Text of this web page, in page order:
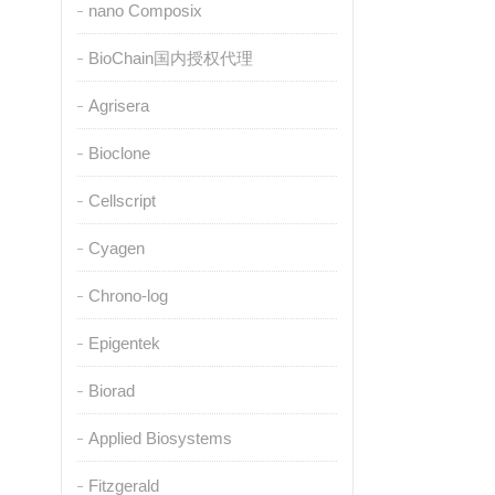
nano Composix
BioChain国内授权代理
Agrisera
Bioclone
Cellscript
Cyagen
Chrono-log
Epigentek
Biorad
Applied Biosystems
Fitzgerald